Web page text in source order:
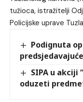
tužioca, istražitelji
Policijske uprave
Podignuta
SIPA u akciji
oduzeti